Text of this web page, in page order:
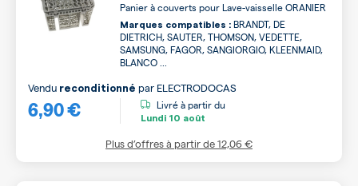
Panier à couverts pour Lave-vaisselle ORANIER
Marques compatibles : BRANDT, DE
DIETRICH, SAUTER, THOMSON, VEDETTE,
SAMSUNG, FAGOR, SANGIORGIO, KLEENMAID,
BLANCO ...
6,90 €
Vendu reconditionné par ELECTRODOCAS
Livré à partir du
Lundi 10 août
Plus d’offres à partir de12,06 €